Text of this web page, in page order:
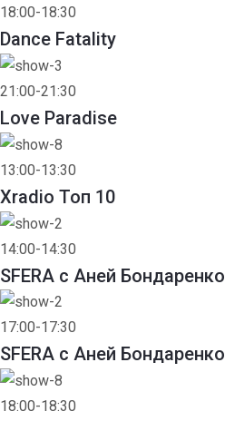
18:00-18:30
Dance Fatality
21:00-21:30
Love Paradise
13:00-13:30
Xradio Топ 10
14:00-14:30
SFERA с Аней Бондаренко
17:00-17:30
SFERA с Аней Бондаренко
18:00-18:30